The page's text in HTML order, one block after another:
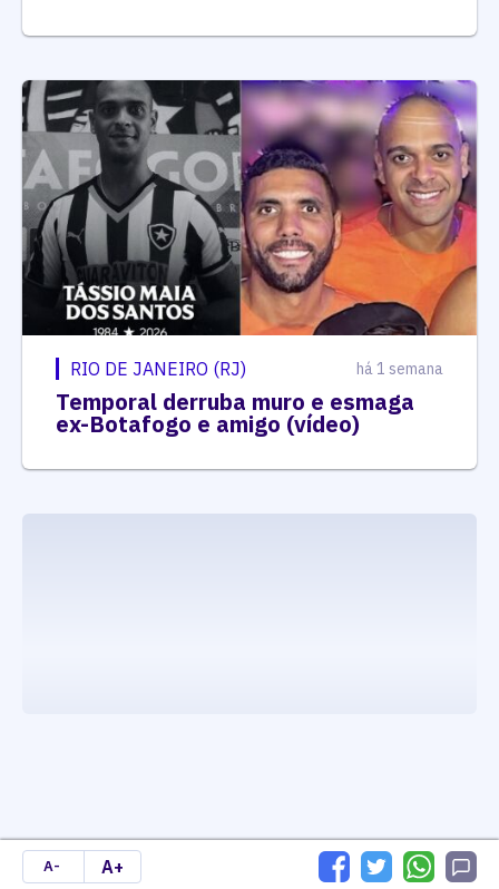
A- A+
RIO DE JANEIRO (RJ) há 1 semana
Temporal derruba muro e esmaga
ex-Botafogo e amigo (vídeo)